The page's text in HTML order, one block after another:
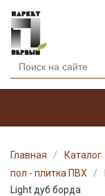
Главная Каталог
пол - плитка ПВХ
Light дуб борда